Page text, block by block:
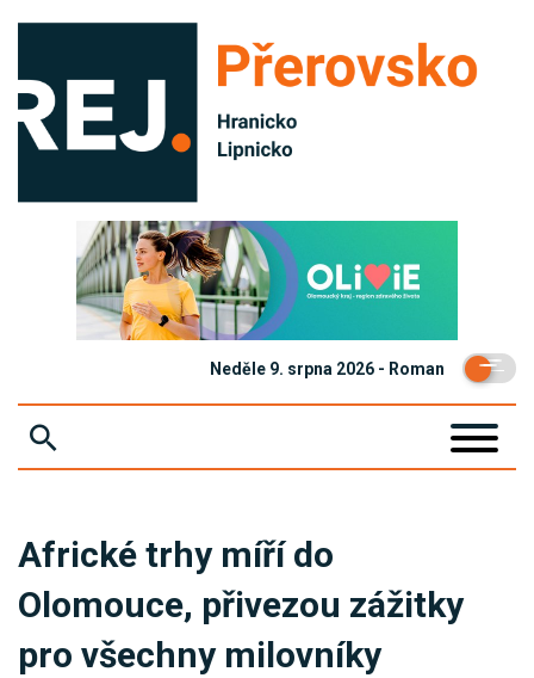
Neděle 9. srpna 2026 - Roman
KRIMI
SPORT
KULTURA
Africké trhy míří do
Olomouce, přivezou zážitky
pro všechny milovníky